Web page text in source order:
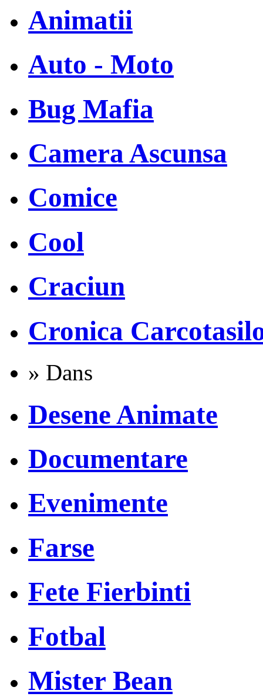
Animatii
Auto - Moto
Bug Mafia
Camera Ascunsa
Comice
Cool
Craciun
Cronica
» Dans
Desene Animate
Documentare
Evenimente
Farse
Fete Fierbinti
Fotbal
Mister Bean